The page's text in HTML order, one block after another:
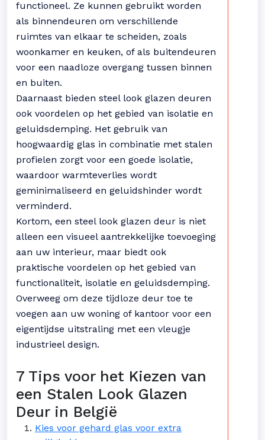
functioneel. Ze kunnen gebruikt worden
als binnendeuren om verschillende
ruimtes van elkaar te scheiden, zoals
woonkamer en keuken, of als buitendeuren
voor een naadloze overgang tussen binnen
en buiten.
Daarnaast bieden steel look glazen deuren
ook voordelen op het gebied van isolatie en
geluidsdemping. Het gebruik van
hoogwaardig glas in combinatie met stalen
profielen zorgt voor een goede isolatie,
waardoor warmteverlies wordt
geminimaliseerd en geluidshinder wordt
verminderd.
Kortom, een steel look glazen deur is niet
alleen een visueel aantrekkelijke toevoeging
aan uw interieur, maar biedt ook
praktische voordelen op het gebied van
functionaliteit, isolatie en geluidsdemping.
Overweeg om deze tijdloze deur toe te
voegen aan uw woning of kantoor voor een
eigentijdse uitstraling met een vleugje
industrieel design.
7 Tips voor het Kiezen van
een Stalen Look Glazen
Deur in België
Kies voor gehard glas voor extra